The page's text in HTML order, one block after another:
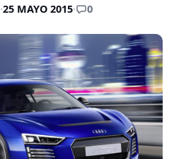
·25 MAYO 2015· 0